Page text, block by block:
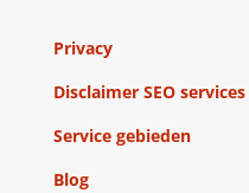
Privacy
Disclaimer SEO services
Service gebieden
Blog